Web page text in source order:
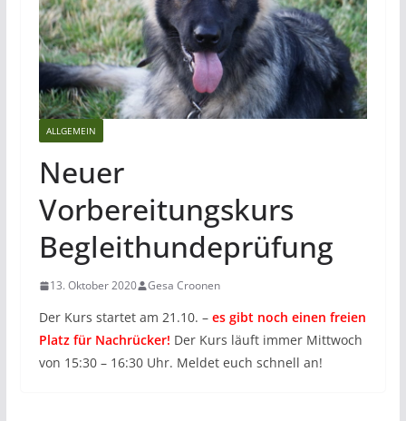
ALLGEMEIN
Neuer
Vorbereitungskurs
Begleithundeprüfung
13. Oktober 2020 Gesa Croonen
Der Kurs startet am 21.10. – es gibt noch einen freien
Platz für Nachrücker! Der Kurs läuft immer Mittwoch
von 15:30 – 16:30 Uhr. Meldet euch schnell an!